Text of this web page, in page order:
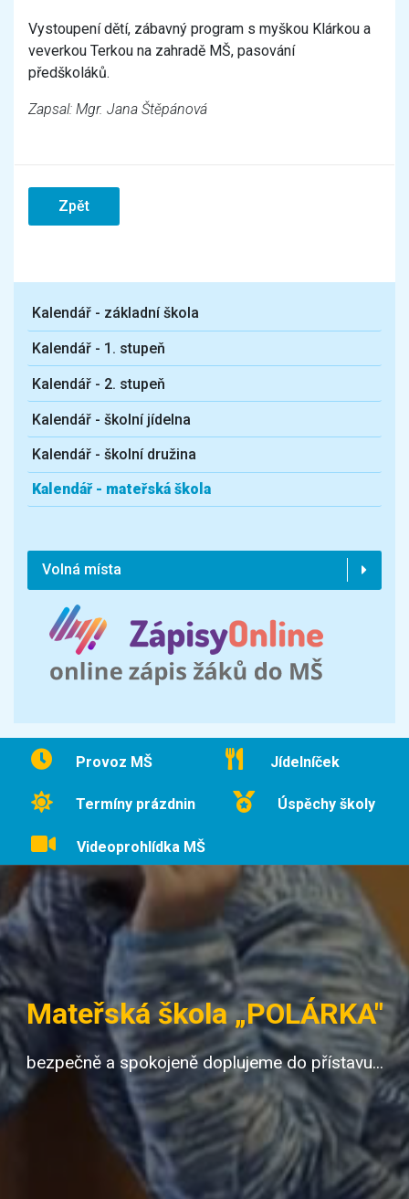
Kalendář - základní škola
Kalendář - 1. stupeň
Kalendář - 2. stupeň
Kalendář - školní jídelna
Kalendář - školní družina
Kalendář - mateřská škola
Volná místa
Vystoupení dětí, zábavný program s myškou Klárkou a
veverkou Terkou na zahradě MŠ, pasování
předškoláků.
Zapsal: Mgr. Jana Štěpánová
Zpět
Provoz MŠ Jídelníček
Termíny prázdnin Úspěchy školy
Videoprohlídka MŠ
Mateřská škola „POLÁRKA"
bezpečně a spokojeně doplujeme do přístavu...